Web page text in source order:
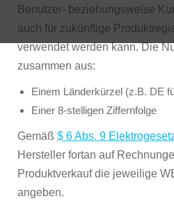
Benutzer- beziehungsweise
auch für zukünftige
verwendet werden kann. Die
zusammen aus:
Einem Länderkürzel (z.B. DE
Einer 8-stelligen Ziffernfolge
Gemäß $ 6 Abs. 9
Hersteller fortan auf
Produktverkauf die jeweilige
angeben.